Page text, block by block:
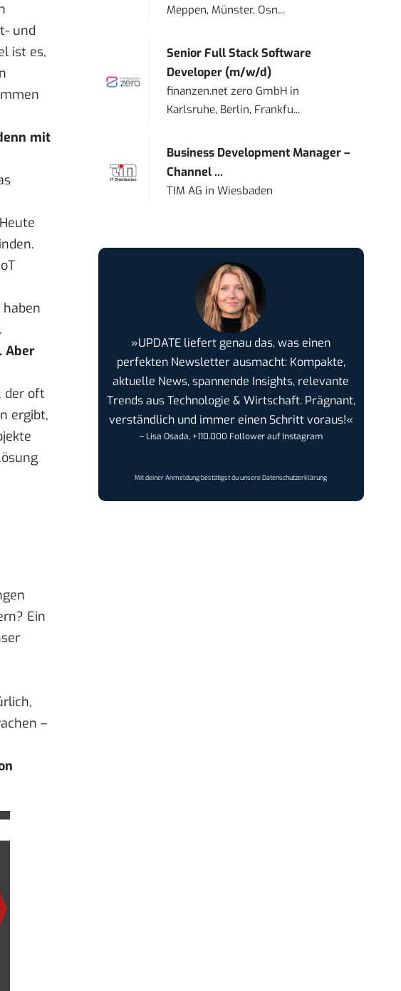
und
ist es,
mit
Aber
der oft
ergibt,
Ein
–
Meppen, Münster, Osn...
Senior Full Stack Software
Developer (m/w/d)
finanzen.net zero GmbH in
Karlsruhe, Berlin, Frankfu...
Business Development Manager –
Channel ...
TIM AG inWiesbaden
»UPDATE liefert genau das, was einen
perfekten Newsletter ausmacht: Kompakte,
aktuelle News, spannende Insights, relevante
Trends aus Technologie & Wirtschaft. Prägnant,
verständlich und immer einen Schritt voraus!«
– Lisa Osada, +110.000 Follower auf Instagram
Mit deiner Anmeldung bestätigst du unsereDatenschutzerklärung